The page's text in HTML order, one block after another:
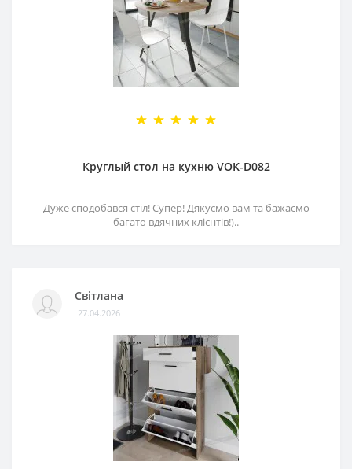
Круглый стол на кухню VOK-D082
Дуже сподобався стіл! Супер! Дякуємо вам та бажаємо
багато вдячних клієнтів!)..
Світлана
27.04.2026